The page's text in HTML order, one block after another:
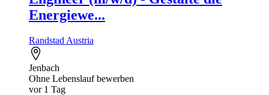
Energiewe...
Randstad Austria
Jenbach
Ohne Lebenslauf bewerben
vor 1 Tag